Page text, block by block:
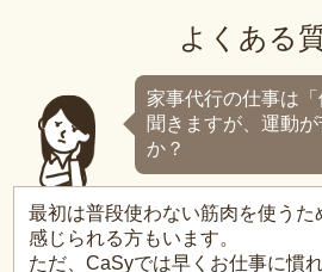
よくある
家事代行の仕事は
聞きますが、運動
か？
最初は普段使わない筋肉を使うた
感じられる方もいます。
ただ、CaSyでは早くお仕事に慣